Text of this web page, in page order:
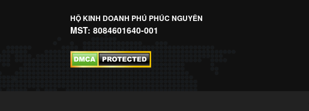
HỘ KINH DOANH PHÚ PHÚC NGUYÊN
MST: 8084601640-001